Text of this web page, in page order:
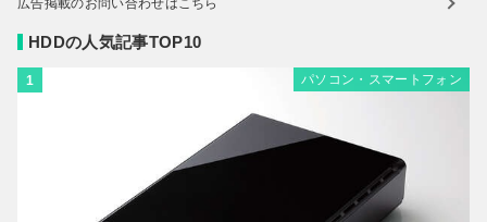
広告掲載のお問い合わせはこちら
HDDの人気記事TOP10
1 パソコン・スマートフォン